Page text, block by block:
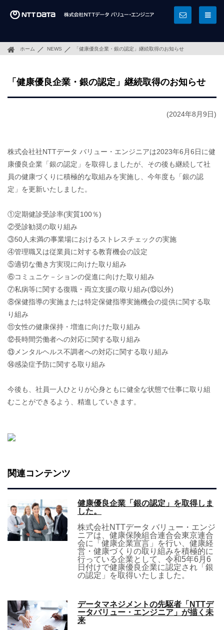
ホーム NEWS 「健康優良企業・銀の認定」継続取得のお知らせ
「健康優良企業・銀の認定」継続取得のお知らせ
(2024年8月9日)
株式会社社NTTデータ バリュー・エンジニアは2023年6⽉6⽇に健
康優良企業「銀の認定」を取得しましたが、その後も継続して社
員の健康づくりに積極的な取組みを実施し、今年度も「銀の認
定」を更新いたしました。
①定期健診受診率(実質100％)
②受診勧奨の取り組み
③50人未満の事業場におけるストレスチェックの実施
④管理職又は従業員に対する教育機会の設定
⑤適切な働き方実現に向けた取り組み
⑥コミュニケ－ションの促進に向けた取り組み
⑦私病等に関する復職・両立支援の取り組み(⑬以外)
⑧保健指導の実施または特定保健指導実施機会の提供に関する取
り組み
⑪女性の健康保持・増進に向けた取り組み
⑫⾧時間労働者への対応に関する取り組み
⑬メンタルヘルス不調者への対応に関する取り組み
⑭感染症予防に関する取り組み
今後も、社員一人ひとりが心身ともに健全な状態で仕事に取り組
むこ とができるよう、精進していきます。
関連コンテンツ
健康優良企業「銀の認定」を取得しま
した。
株式会社NTTデータ バリュー・エンジ
ニアは、健康保険組合連合会東京連合
会に「健康企業宣言」を行い、健康経
営・健康づくりの取り組みを積極的に
行っている企業として、令和5年6月6
日付けで健康優良企業に認定され「銀
の認定」を取得いたしました。
データマネジメントの先駆者「NTTデ
ータバリュー・エンジニア」が描く未
来